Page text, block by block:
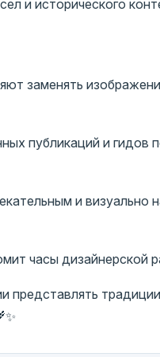
и исторического
заменять
публикаций и гидов
и визуально
часы дизайнерской
представлять